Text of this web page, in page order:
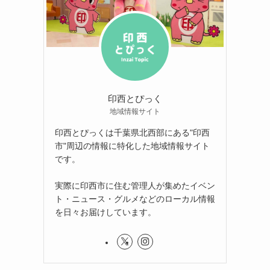
印西とぴっく
地域情報サイト
印西とぴっくは千葉県北西部にある"印西
市"周辺の情報に特化した地域情報サイト
です。
実際に印西市に住む管理人が集めたイベン
ト・ニュース・グルメなどのローカル情報
を日々お届けしています。